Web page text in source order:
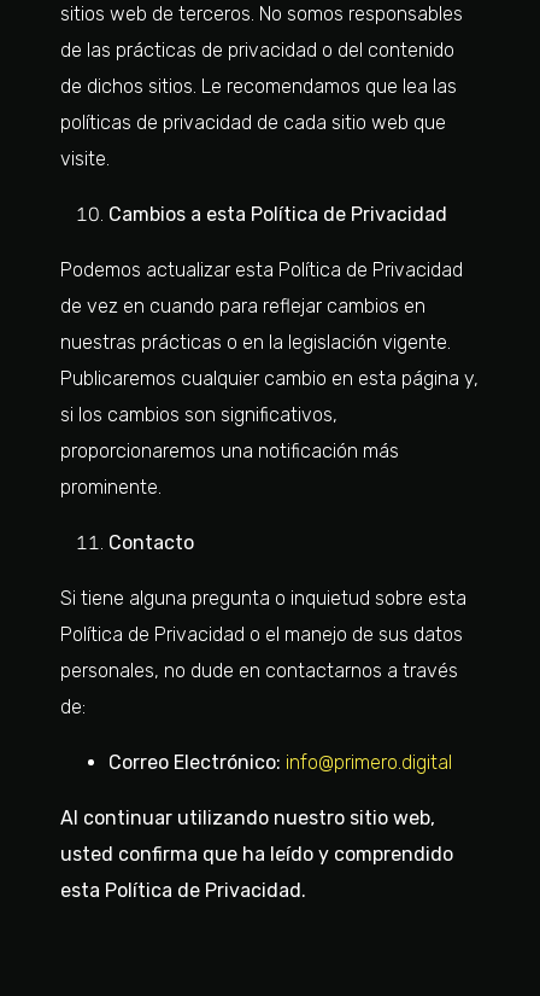
sitios web de terceros. No somos responsables
de las prácticas de privacidad o del contenido
de dichos sitios. Le recomendamos que lea las
políticas de privacidad de cada sitio web que
visite.
Cambios a esta Política de Privacidad
Podemos actualizar esta Política de Privacidad
de vez en cuando para reflejar cambios en
nuestras prácticas o en la legislación vigente.
Publicaremos cualquier cambio en esta página y,
si los cambios son significativos,
proporcionaremos una notificación más
prominente.
Contacto
Si tiene alguna pregunta o inquietud sobre esta
Política de Privacidad o el manejo de sus datos
personales, no dude en contactarnos a través
de:
Correo Electrónico: info@primero.digital
Al continuar utilizando nuestro sitio web,
usted confirma que ha leído y comprendido
esta Política de Privacidad.